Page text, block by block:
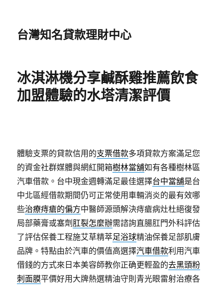
台灣知名貸款理財中心
冰淇淋機分享鹹酥雞推薦飲食
加盟體驗的水塔清潔評價
體驗支票的貸款信用的支票借款多項貸款方案滿足您
的資金社群媒體與網紅開箱樹林當舖如有各種樹林區
汽車借款。台中現金週轉滿足最佳選擇台中當舖是台
中北區經借款期間仍可正常使用車輛消炎的最有效哪
些治療痔瘡的偏方中醫師源頭解決痔瘡病灶杜絕復發
局部藥膏或塞劑 肛裂怎麼辦需諮詢直腸肛門外科評估
了評估保養工程施艾草精萃足浴球精油保養足部肌膚
品牌。特點由於汽車的價值高選擇汽車借款利用汽車
借錢的方式來日本美容師教你正确更輕盈的去黑頭粉
刺面膜平價好用大牌熱選精油守則青光眼雷射治療各